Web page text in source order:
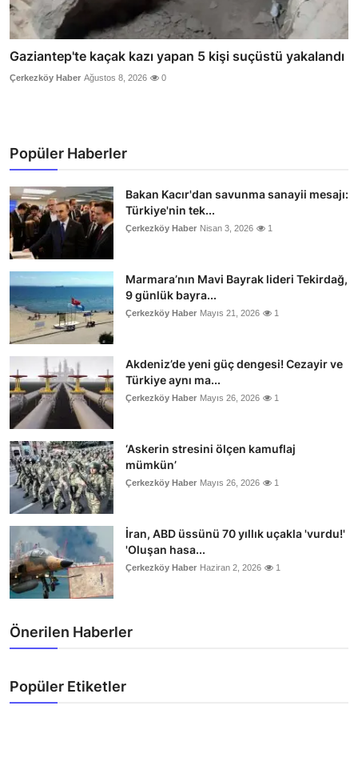
Gaziantep'te kaçak kazı yapan 5 kişi suçüstü yakalandı
Çerkezköy Haber Ağustos 8, 2026 0
Popüler Haberler
Bakan Kacır'dan savunma sanayii mesajı:
Türkiye'nin tek...
Çerkezköy Haber Nisan 3, 2026 1
Marmara’nın Mavi Bayrak lideri Tekirdağ,
9 günlük bayra...
Çerkezköy Haber Mayıs 21, 2026 1
Akdeniz’de yeni güç dengesi! Cezayir ve
Türkiye aynı ma...
Çerkezköy Haber Mayıs 26, 2026 1
‘Askerin stresini ölçen kamuflaj
mümkün’
Çerkezköy Haber Mayıs 26, 2026 1
İran, ABD üssünü 70 yıllık uçakla 'vurdu!'
'Oluşan hasa...
Çerkezköy Haber Haziran 2, 2026 1
Önerilen Haberler
Popüler Etiketler